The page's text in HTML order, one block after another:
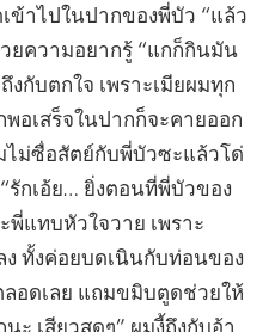
ข้าไปในปากของพี่บัว “แล้ว
ยความอยากรู้ “แกก็กินมัน
กับตกใจ เพราะเมียผมทุก
อเสร็จในปากก็จะคายออก
ไม่ซื่อสัตย์กับพี่บัวซะแล้วโด่
รักเอ้ย… ยิ่งตอนที่พี่บัวของ
แทบหัวใจวาย เพราะ
ทั้งค่อยบดเนินกับท่อนของ
อดเลย แถมขมิบตูดช่วยให้
ะ เสียวสุดๆ” ผมงี้ถึงกับอ้า